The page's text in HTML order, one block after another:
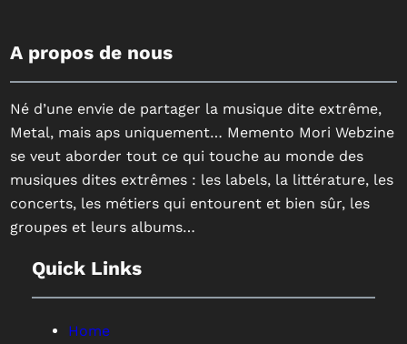
A propos de nous
Né d’une envie de partager la musique dite extrême,
Metal, mais aps uniquement… Memento Mori Webzine
se veut aborder tout ce qui touche au monde des
musiques dites extrêmes : les labels, la littérature, les
concerts, les métiers qui entourent et bien sûr, les
groupes et leurs albums…
Quick Links
Home